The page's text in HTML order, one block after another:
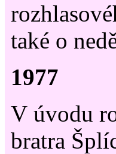
také o
1977
V úvodu
bratra